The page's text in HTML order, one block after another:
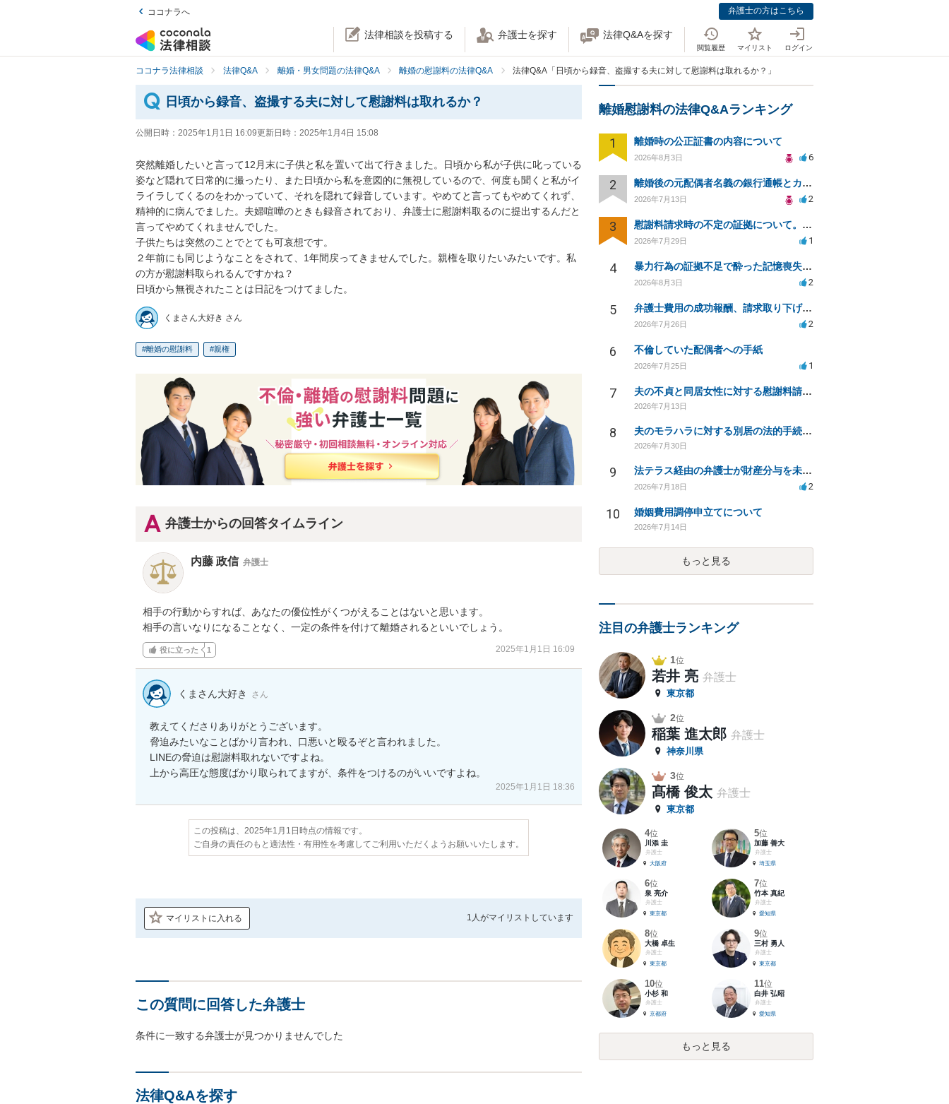
ココナラへ 弁護士の方はこちら
法律相談を投稿する 弁護士を探す 法律Q&Aを探す
閲覧履歴 マイリスト ログイン
ココナラ法律相談 法律Q&A 離婚・男女問題の法律Q&A 離婚の慰謝料の法律Q&A 法律Q&A「日頃から録音、盗撮する夫に対して慰謝料は取れるか？」
日頃から録音、盗撮する夫に対して慰謝料は取れるか？
公開日時： 2025年1月1日 16:09更新日時： 2025年1月4日 15:08
突然離婚したいと言って12月末に子供と私を置いて出て行きました。日頃から私が子供に叱っている
姿など隠れて日常的に撮ったり、また日頃から私を意図的に無視しているので、何度も聞くと私がイ
ライラしてくるのをわかっていて、それを隠れて録音しています。やめてと言ってもやめてくれず、
精神的に病んでました。夫婦喧嘩のときも録音されており、弁護士に慰謝料取るのに提出するんだと
言ってやめてくれませんでした。
子供たちは突然のことでとても可哀想です。
２年前にも同じようなことをされて、1年間戻ってきませんでした。親権を取りたいみたいです。私
の方が慰謝料取られるんですかね？
日頃から無視されたことは日記をつけてました。
くまさん大好き さん
離婚の慰謝料 親権
弁護士からの回答タイムライン
内藤 政信 弁護士
相手の行動からすれば、あなたの優位性がくつがえることはないと思います。
相手の言いなりになることなく、一定の条件を付けて離婚されるといいでしょう。
役に立った 1 2025年1月1日 16:09
くまさん大好き さん
教えてくださりありがとうございます。
脅迫みたいなことばかり言われ、口悪いと殴るぞと言われました。
LINEの脅迫は慰謝料取れないですよね。
上から高圧な態度ばかり取られてますが、条件をつけるのがいいですよね。
2025年1月1日 18:36
この投稿は、2025年1月1日時点の情報です。
ご自身の責任のもと適法性・有用性を考慮してご利用いただくようお願いいたします。
マイリストに入れる 1人がマイリストしています
この質問に回答した弁護士
条件に一致する弁護士が見つかりませんでした
法律Q&Aを探す
離婚慰謝料の法律Q&Aランキング
1 離婚時の公正証書の内容について
2026年8月3日 6
2 離婚後の元配偶者名義の銀行通帳とカードの処分方法について
2026年7月13日 2
3 慰謝料請求時の不定の証拠について。効力があるのか知りたい。
2026年7月29日 1
4 暴力行為の証拠不足で酔った記憶喪失が認められるか？
2026年8月3日 2
5 弁護士費用の成功報酬、請求取り下げで減額可能か？
2026年7月26日 2
6 不倫していた配偶者への手紙
2026年7月25日 1
7 夫の不貞と同居女性に対する慰謝料請求の可能性について相談
2026年7月13日
8 夫のモラハラに対する別居の法的手続き相談
2026年7月30日
9 法テラス経由の弁護士が財産分与を未解決のまま放置
2026年7月18日 2
10 婚姻費用調停申立てについて
2026年7月14日
もっと見る
注目の弁護士ランキング
1位
若井 亮 弁護士
東京都
2位
稲葉 進太郎 弁護士
神奈川県
3位
髙橋 俊太 弁護士
東京都
4位
川添 圭
弁護士
大阪府
5位
加藤 善大
弁護士
埼玉県
6位
泉 亮介
弁護士
東京都
7位
竹本 真紀
弁護士
愛知県
8位
大橋 卓生
弁護士
東京都
9位
三村 勇人
弁護士
東京都
10位
小杉 和
弁護士
京都府
11位
白井 弘昭
弁護士
愛知県
もっと見る